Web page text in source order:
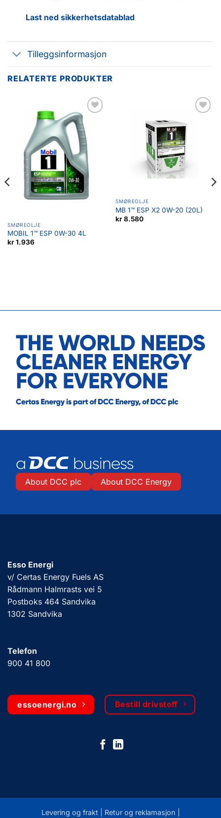
Last ned sikkerhetsdatablad
Tilleggsinformasjon
RELATERTE PRODUKTER
Legg til
favoritter
SMØREOLJE
MOBIL 1™ ESP 0W-30 4L
kr1.936
favoritter
SMØREOLJE
MB 1™ ESP X2 0W-20 (20L)
kr8.580
About DCC plc About DCC Energy
Esso Energi
v/ Certas Energy Fuels AS
Rådmann Halmrasts vei 5
Postboks 464 Sandvika
1302 Sandvika
Telefon
900 41 800
essoenergi.no Bestill drivstoff
Levering og frakt | Retur og reklamasjon